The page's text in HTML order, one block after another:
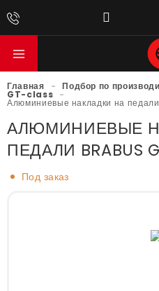
Главная - Подбор по
GT-class -
Алюминиевые накладки на
АЛЮМИНИЕВЫЕ
ПЕДАЛИ BRABUS
Под заказ